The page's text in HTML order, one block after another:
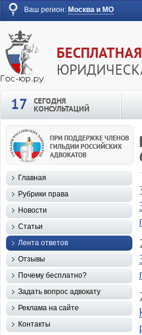
Ваш регион: Москва и МО
БЕСПЛАТНАЯ
17
СЕГОДНЯ
КОНСУЛЬТАЦИЙ
Главная
Рубрики права
Новости
Статьи
Лента ответов
Отзывы
Почему бесплатно?
Задать вопрос адвокату
Реклама на сайте
Контакты